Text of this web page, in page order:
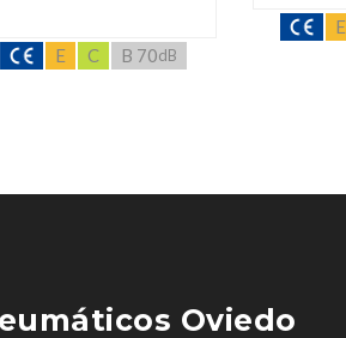
E C B 70dB
E
Oviedo